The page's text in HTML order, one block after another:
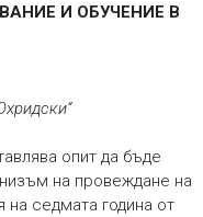
И ОБУЧЕНИЕ В
опит да бъде
на провеждане на
на седмата година от